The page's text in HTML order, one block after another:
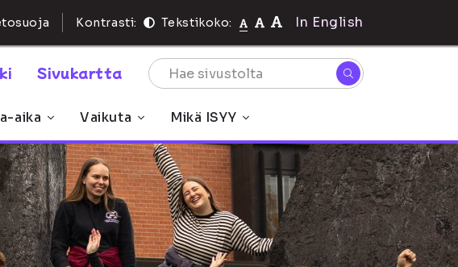
Kontrasti: Tekstikoko: In English
Sivukartta
aika Vaikuta Mikä ISYY